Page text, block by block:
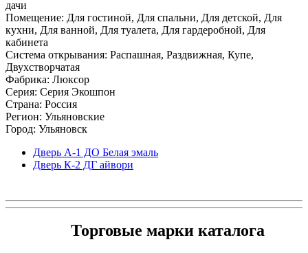
дачи
Помещение: Для гостиной, Для спальни, Для детской, Для
кухни, Для ванной, Для туалета, Для гардеробной, Для
кабинета
Система открывания: Распашная, Раздвижная, Купе,
Двухстворчатая
Фабрика: Люксор
Серия: Серия Экошпон
Страна: Россия
Регион: Ульяновские
Город: Ульяновск
Дверь А-1 ДО Белая эмаль
Дверь К-2 ДГ айвори
Торговые марки каталога